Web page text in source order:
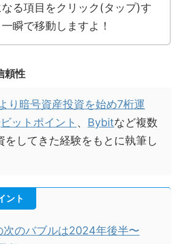
る項目をクリック(タップ)す
瞬で移動しますよ！
頼性
り暗号資産投資を始め7桁運
ビットポイント 、 Bybitなど複数
をしてきた経験をもとに執筆し
ント
次のバブルは2024年後半〜